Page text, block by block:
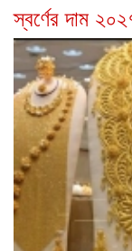
স্বর্ণের দাম